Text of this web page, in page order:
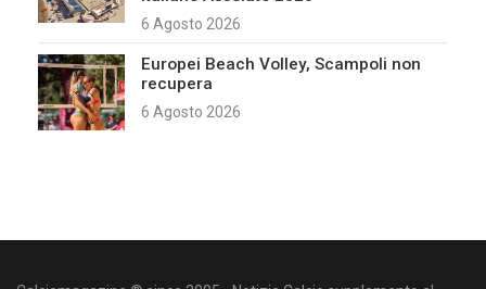
6 Agosto 2026
Europei Beach Volley, Scampoli non
recupera
6 Agosto 2026